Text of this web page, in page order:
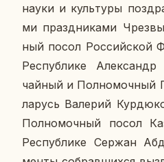
науки и куль­ту­ры
ми празд­ни­ка­ми
ный посол Рос­сий­ской
Рес­пуб­ли­ке
чай­ный и Пол­но­моч­ный
ла­русь Ва­ле­рий
Пол­но­моч­ный посол
Рес­пуб­ли­ке Сержан